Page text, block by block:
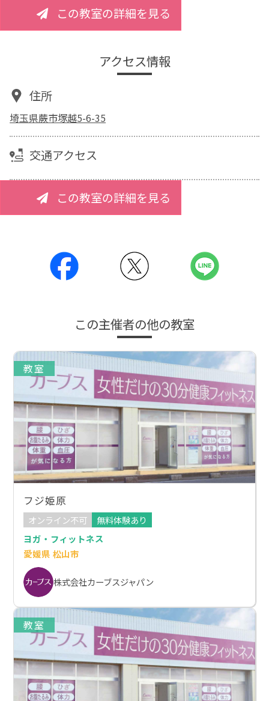
この教室の詳細を見る
アクセス情報
住所
埼玉県蕨市塚越5-6-35
交通アクセス
この教室の詳細を見る
この主催者の他の教室
教室
フジ姫原
オンライン不可
無料体験あり
ヨガ・フィットネス
愛媛県 松山市
株式会社カーブスジャパン
教室